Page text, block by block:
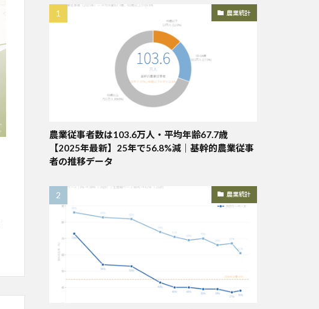
農業統計
農業従事者数は103.6万人・平均年齢67.7歳
【2025年最新】25年で56.8%減｜基幹的農業従事
者の推移データ
農業統計